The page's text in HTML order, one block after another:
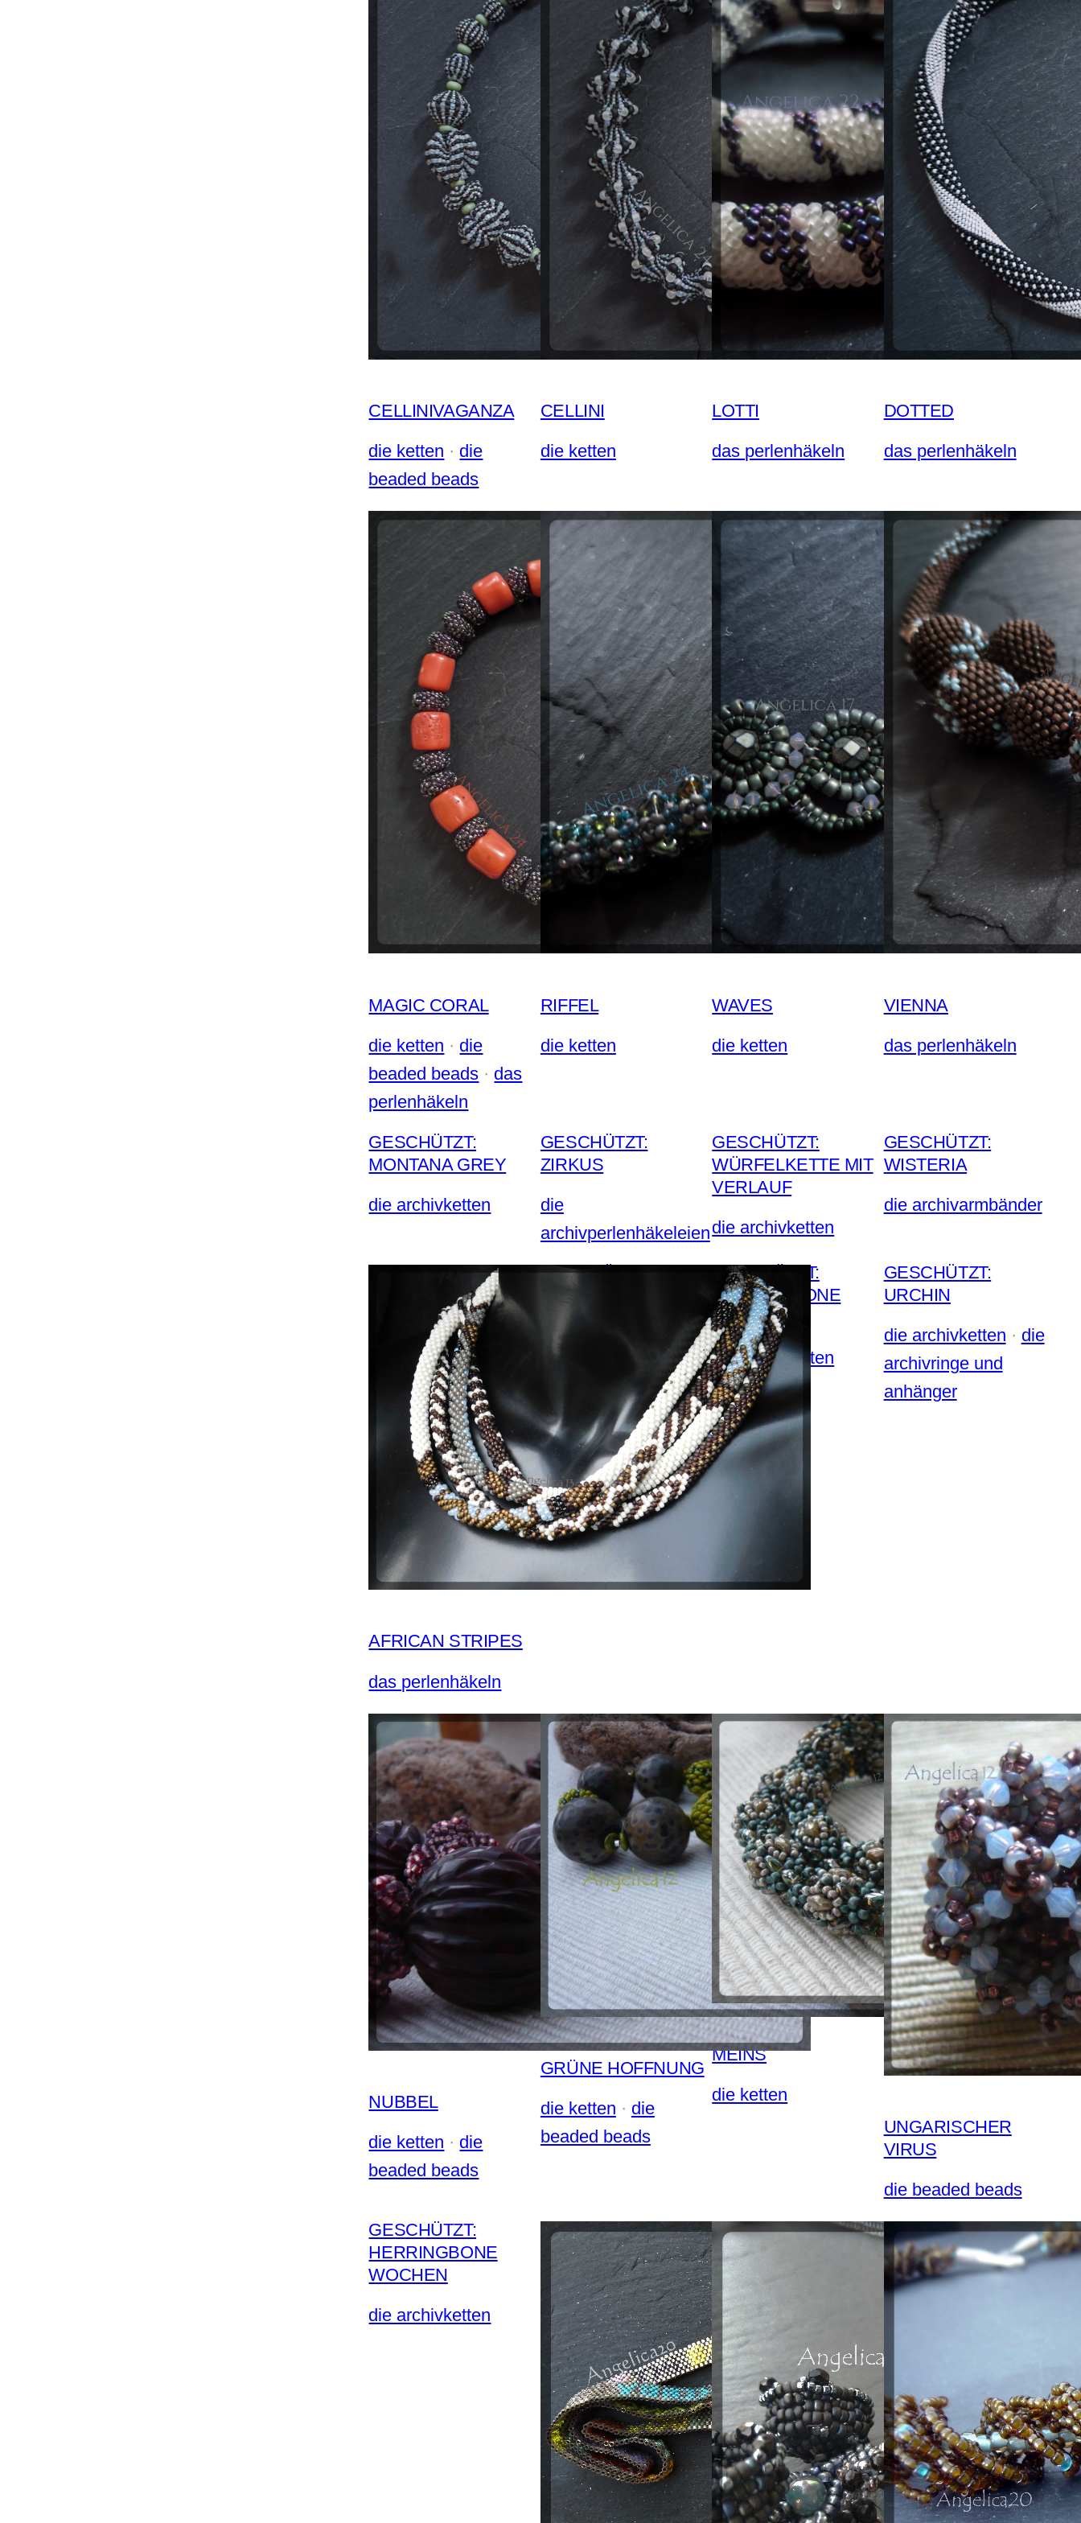
CELLINIVAGANZA
die ketten · die
beaded beads
CELLINI
die ketten
LOTTI
das perlenhäkeln
DOTTED
das perlenhäkeln
MAGIC CORAL
die ketten · die
beaded beads · das
perlenhäkeln
RIFFEL
die ketten
WAVES
die ketten
VIENNA
das perlenhäkeln
GESCHÜTZT:
MONTANA GREY
die archivketten
GESCHÜTZT:
ZIRKUS
die
archivperlenhäkeleien
GESCHÜTZT:
WÜRFELKETTE MIT
VERLAUF
die archivketten
GESCHÜTZT:
WISTERIA
die archivarmbänder
AFRICAN STRIPES
das perlenhäkeln
GESCHÜTZT:
NICKYTUCH
die archivketten
GESCHÜTZT:
HERRINGBONE
WOCHE III
die archivketten
GESCHÜTZT:
URCHIN
die archivketten · die
archivringe und
anhänger
NUBBEL
die ketten · die
beaded beads
GRÜNE HOFFNUNG
die ketten · die
beaded beads
MEINS
die ketten
UNGARISCHER
VIRUS
die beaded beads
GESCHÜTZT:
HERRINGBONE
WOCHEN
die archivketten